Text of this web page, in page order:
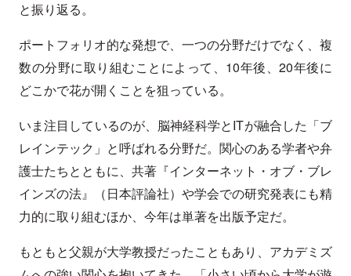
と振り返る。
ポートフォリオ的な発想で、一つの分野だけでなく、複
数の分野に取り組むことによって、10年後、20年後に
どこかで花が開くことを狙っている。
いま注目しているのが、脳神経科学とITが融合した「ブ
レインテック」と呼ばれる分野だ。関心のある学者や弁
護士たちとともに、共著『インターネット・オブ・ブレ
インズの法』（日本評論社）や学会での研究発表にも精
力的に取り組むほか、今年は単著を出版予定だ。
もともと父親が大学教授だったこともあり、アカデミズ